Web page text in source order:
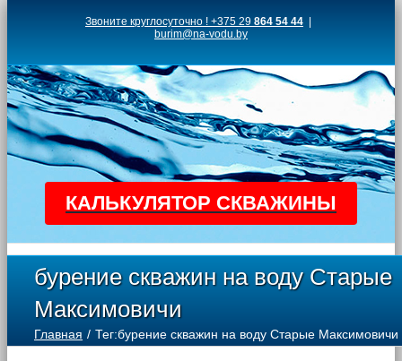
content
Звоните круглосуточно ! +375 29 864 54 44
burim@na-vodu.by
КАЛЬКУЛЯТОР СКВАЖИНЫ
бурение скважин на воду Старые
Максимовичи
Главная Тег:бурение скважин на воду Старые Максимовичи